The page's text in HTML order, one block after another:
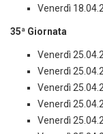
Venerdì
35ª Giornata
Venerdì
Venerdì
Venerdì
Venerdì
Venerdì